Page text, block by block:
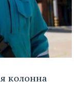
колонна